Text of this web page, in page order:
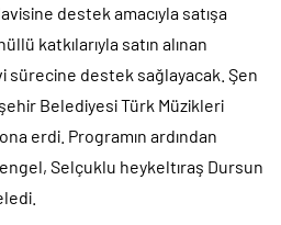
destek amacıyla satışa
katkılarıyla satın alınan
sürecine destek sağlayacak. Şen
Belediyesi Türk Müzikleri
erdi. Programın ardından
Selçuklu heykeltıraş Dursun